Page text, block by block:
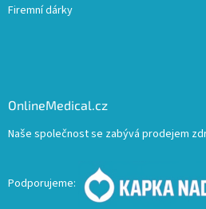
Firemní dárky
OnlineMedical.cz
Naše společnost se zabývá prodejem
Podporujeme: